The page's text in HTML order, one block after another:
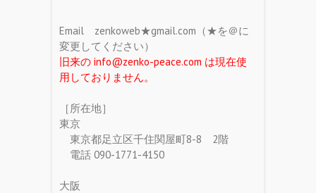
Email zenkoweb★gmail.com（★を＠に
変更してください）
旧来の info@zenko-peace.com は現在使
用しておりません。
［所在地］
東京
東京都足立区千住関屋町8-8 2階
電話 090-1771-4150
大阪